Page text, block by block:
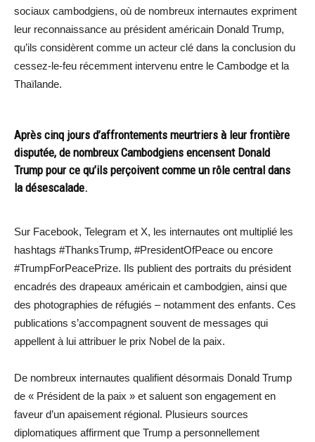
sociaux cambodgiens, où de nombreux internautes expriment
leur reconnaissance au président américain Donald Trump,
qu’ils considèrent comme un acteur clé dans la conclusion du
cessez-le-feu récemment intervenu entre le Cambodge et la
Thaïlande.
Après cinq jours d’affrontements meurtriers à leur frontière
disputée, de nombreux Cambodgiens encensent Donald
Trump pour ce qu’ils perçoivent comme un rôle central dans
la désescalade.
Sur Facebook, Telegram et X, les internautes ont multiplié les
hashtags #ThanksTrump, #PresidentOfPeace ou encore
#TrumpForPeacePrize. Ils publient des portraits du président
encadrés des drapeaux américain et cambodgien, ainsi que
des photographies de réfugiés – notamment des enfants. Ces
publications s’accompagnent souvent de messages qui
appellent à lui attribuer le prix Nobel de la paix.
De nombreux internautes qualifient désormais Donald Trump
de « Président de la paix » et saluent son engagement en
faveur d’un apaisement régional. Plusieurs sources
diplomatiques affirment que Trump a personnellement